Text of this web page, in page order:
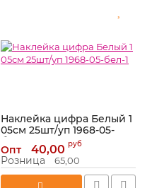
Наклейка цифра Белый 1
05см 25шт/уп 1968-05-
бел-1
Артикул: 1968-05-бел-1
Опт 40,00 руб
Розница 65,00